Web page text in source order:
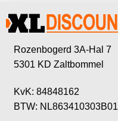
Rozenbogerd 3A-Hal 7
5301 KD Zaltbommel
KvK: 84848162
BTW: NL863410303B01